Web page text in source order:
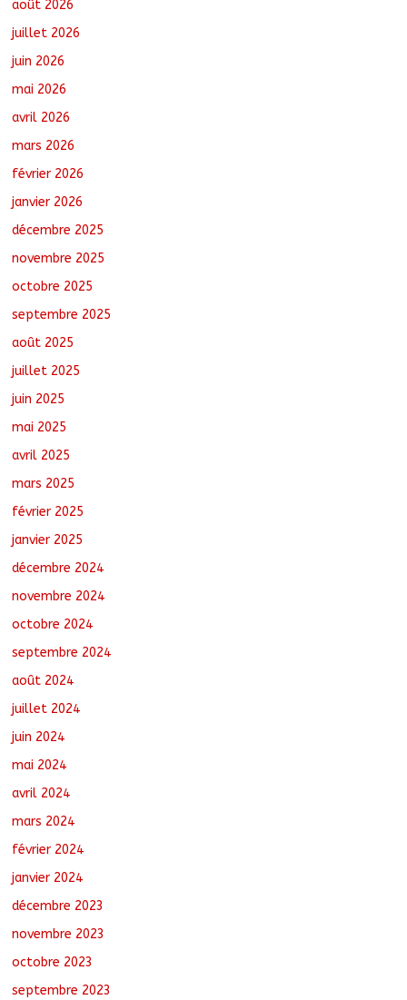
août 2026
juillet 2026
juin 2026
mai 2026
avril 2026
mars 2026
février 2026
janvier 2026
décembre 2025
novembre 2025
octobre 2025
septembre 2025
août 2025
juillet 2025
juin 2025
mai 2025
avril 2025
mars 2025
février 2025
janvier 2025
décembre 2024
novembre 2024
octobre 2024
septembre 2024
août 2024
juillet 2024
juin 2024
mai 2024
avril 2024
mars 2024
février 2024
janvier 2024
décembre 2023
novembre 2023
octobre 2023
septembre 2023